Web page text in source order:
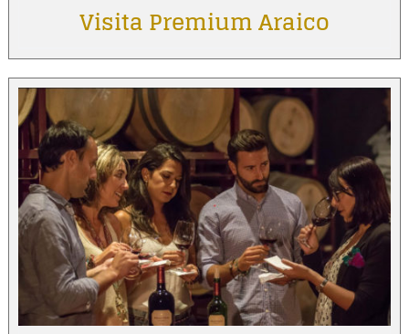
Visita Premium Araico